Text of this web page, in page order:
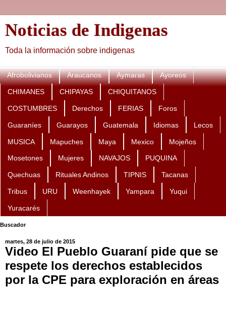
Noticias de Indigenas
Toda la información sobre indigenas
Afrobolivianos Araucanos Aymaras Ayoreos
CHIMANES CHIPAYAS CHIQUITANOS
COSTUMBRES Derechos FERIAS Foros
Guaraníes Guarayos Guatemala Idiomas Lecos
MUSICA Mapuches Maya Mexico Mojeños
Mosetones Mujeres NAVAJOS PUQUINA
Quechuas Rituales Andinos TIPNIS Tacanas
Tribus URU Weenhayek Yampara Yuqui
Yuracarés
Buscador
martes, 28 de julio de 2015
Video El Pueblo Guaraní pide que se
respete los derechos establecidos
por la CPE para exploración en áreas